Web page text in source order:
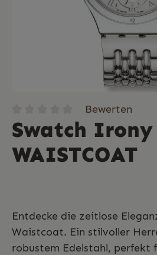
Bewerten
Swatch Irony
WAISTCOAT
Entdecke die zeitlose
Waistcoat. Ein stilvoller
robustem Edelstahl, perfekt